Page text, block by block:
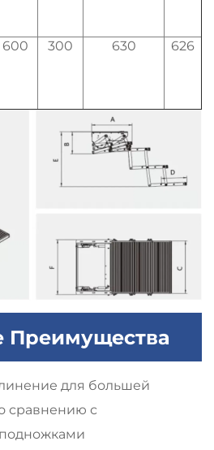
600 300 630 626
Преимущества
для большей
сравнению с